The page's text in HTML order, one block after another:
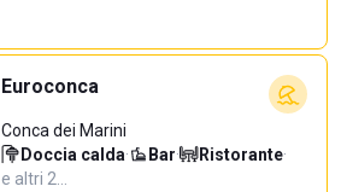
Euroconca
Conca dei Marini
Doccia calda· Bar· Ristorante·
e altri 2…